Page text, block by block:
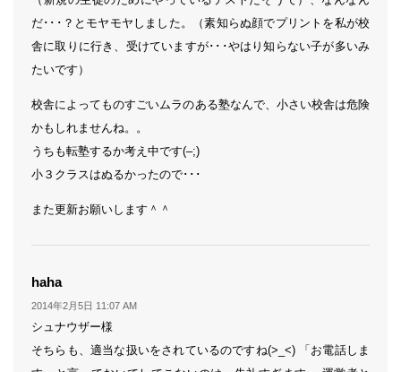
だ･･･？とモヤモヤしました。（素知らぬ顔でプリントを私が校
舎に取りに行き、受けていますが･･･やはり知らない子が多いみ
たいです）
校舎によってものすごいムラのある塾なんで、小さい校舎は危険
かもしれませんね。。
うちも転塾するか考え中です(–;)
小３クラスはぬるかったので･･･
また更新お願いします＾＾
haha
り:
2014年2月5日 11:07 AM
シュナウザー様
そちらも、適当な扱いをされているのですね(>_<) 「お電話しま